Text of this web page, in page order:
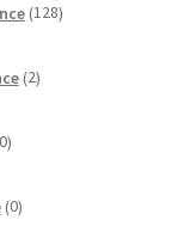
128izdelkov
2izdelka
izdelkov
0izdelkov